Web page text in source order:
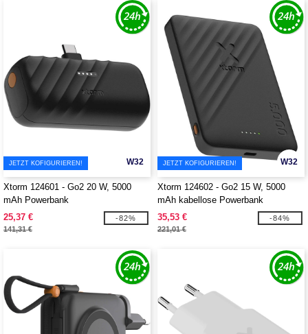
W32
JETZT KOFIGURIEREN!
Xtorm 124601 - Go2 20 W, 5000
mAh Powerbank
25,37 €
141,31 €
-82%
W32
JETZT KOFIGURIEREN!
Xtorm 124602 - Go2 15 W, 5000
mAh kabellose Powerbank
35,53 €
221,01 €
-84%